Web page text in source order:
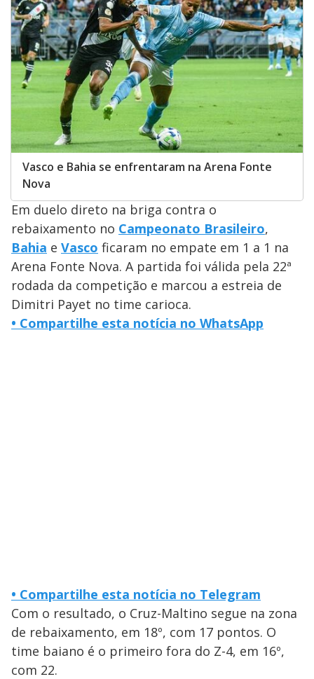
Vasco e Bahia se enfrentaram na Arena Fonte
Nova
Em duelo direto na briga contra o
rebaixamento no Campeonato Brasileiro,
Bahia e Vasco ficaram no empate em 1 a 1 na
Arena Fonte Nova. A partida foi válida pela 22ª
rodada da competição e marcou a estreia de
Dimitri Payet no time carioca.
• Compartilhe esta notícia no WhatsApp
• Compartilhe esta notícia no Telegram
Com o resultado, o Cruz-Maltino segue na zona
de rebaixamento, em 18º, com 17 pontos. O
time baiano é o primeiro fora do Z-4, em 16º,
com 22.